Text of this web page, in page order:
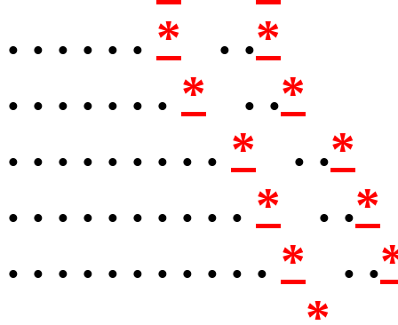
. . . . . . * . .*
. . . . . . . * . .*
. . . . . . . . . * . .*
. . . . . . . . . . * . .*
. . . . . . . . . . . * . .